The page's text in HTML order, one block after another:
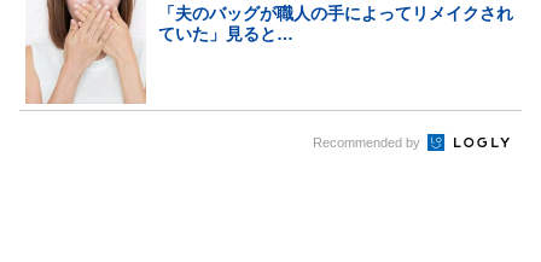
「夫のバッグが職人の手によってリメイクされ
ていた」見ると…
Recommended by